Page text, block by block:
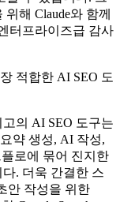
해 Claude와 함께
터프라이즈급 감사
적합한 AI SEO 도
의 AI SEO 도구는
약 생성, AI 작성,
로에 묶어 진지한
. 더욱 간결한 스
안 작성을 위한